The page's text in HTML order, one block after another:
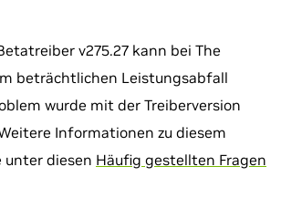
v275.27 kann bei The
beträchtlichen Leistungsabfall
wurde mit der Treiberversion
Informationen zu diesem
unter diesen Häufig gestellten Fragen